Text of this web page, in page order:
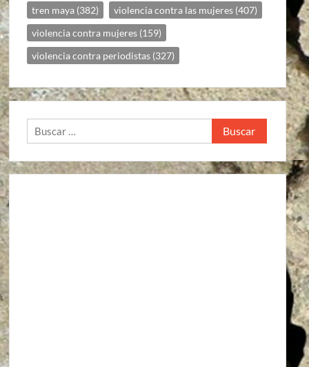
tren maya (382) violencia contra las mujeres (407)
violencia contra mujeres (159)
violencia contra periodistas (327)
Buscar: